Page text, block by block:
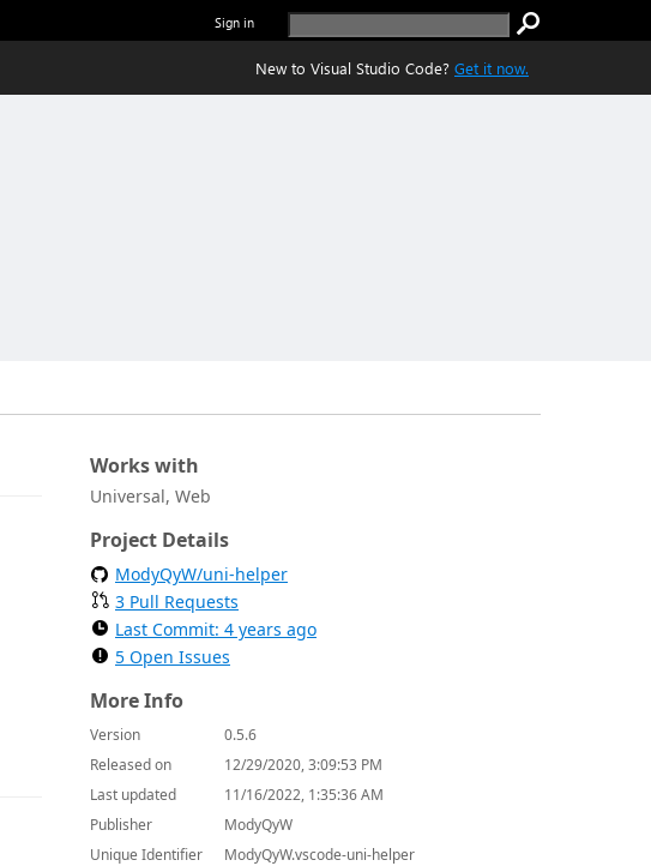
Sign in
New to Visual Studio Code? Get it now.
Works with
Universal, Web
Project Details
ModyQyW/uni-helper
3 Pull Requests
Last Commit: 4 years ago
5 Open Issues
More Info
Version
0.5.6
Released on
12/29/2020, 3:09:53 PM
Last updated
11/16/2022, 1:35:36 AM
Publisher
ModyQyW
Unique Identifier
ModyQyW.vscode-uni-helper